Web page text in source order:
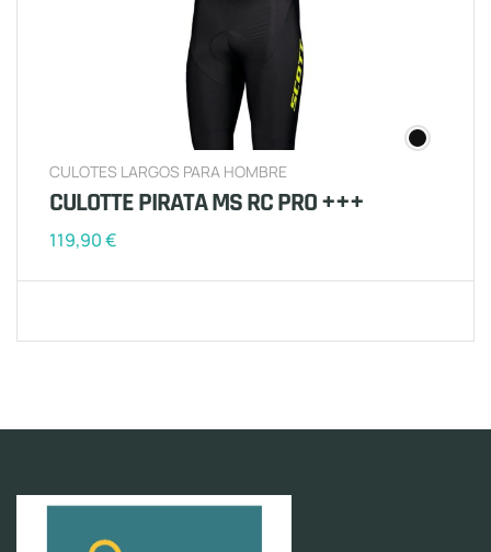
CULOTES LARGOS PARA HOMBRE
CULOTTE PIRATA MS RC PRO +++
119,90€